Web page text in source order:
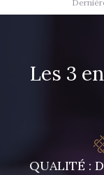
07342 - Bleu
43 - Jaune
Les 3
QUALITÉ :